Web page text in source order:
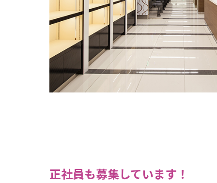
正社員も募集しています！